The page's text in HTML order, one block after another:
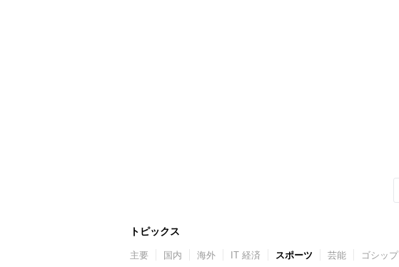
トピックス
主要 国内 海外 IT 経済 スポーツ 芸能 ゴシップ